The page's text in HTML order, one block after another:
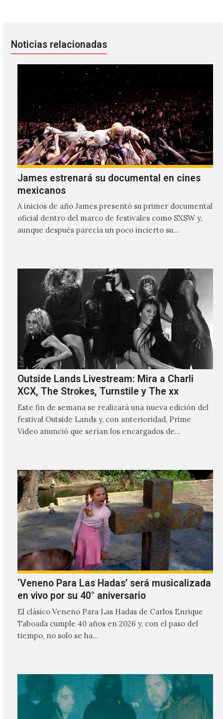
Noticias relacionadas
James estrenará su documental en cines
mexicanos
A inicios de año James presentó su primer documental
oficial dentro del marco de festivales como SXSW y,
aunque después parecía un poco incierto su…
Outside Lands Livestream: Mira a Charli
XCX, The Strokes, Turnstile y The xx
Este fin de semana se realizará una nueva edición del
festival Outside Lands y, con anterioridad, Prime
Video anunció que serían los encargados de
‘Veneno Para Las Hadas’ será musicalizada
en vivo por su 40° aniversario
El clásico Veneno Para Las Hadas de Carlos Enrique
Taboada cumple 40 años en 2026 y, con el paso del
tiempo, no solo se ha…